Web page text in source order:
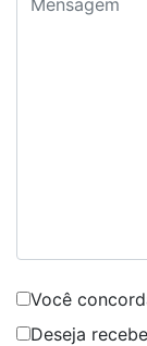
Você
Deseja